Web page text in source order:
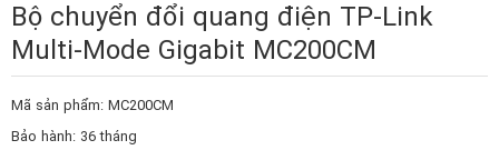
Bộ chuyển đổi quang điện TP-Link
Multi-Mode Gigabit MC200CM
Mã sản phẩm: MC200CM
Bảo hành: 36 tháng